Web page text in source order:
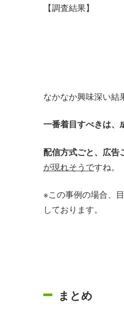
【調査結果】
なかなか興味深い結
一番着目すべきは、
配信方式ごと、広告
が現れそうですね。
※この事例の場合、
しております。
まとめ